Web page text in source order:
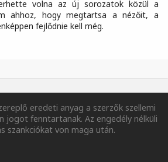
volna az új sorozatok közül a
ahhoz, hogy megtartsa a nézőit, a
fejlődnie kell még.
eredeti anyag a szerzők szellemi
jogot fenntartanak. Az engedély nélküli
szankciókat von maga után.